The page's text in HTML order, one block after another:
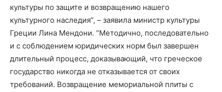
культуры по защите и возвращению нашего
культурного наследия”, – заявила министр культуры
Греции Лина Мендони. “Методично, последовательно
и с соблюдением юридических норм был завершен
длительный процесс, доказывающий, что греческое
государство никогда не отказывается от своих
требований. Возвращение мемориальной плиты с